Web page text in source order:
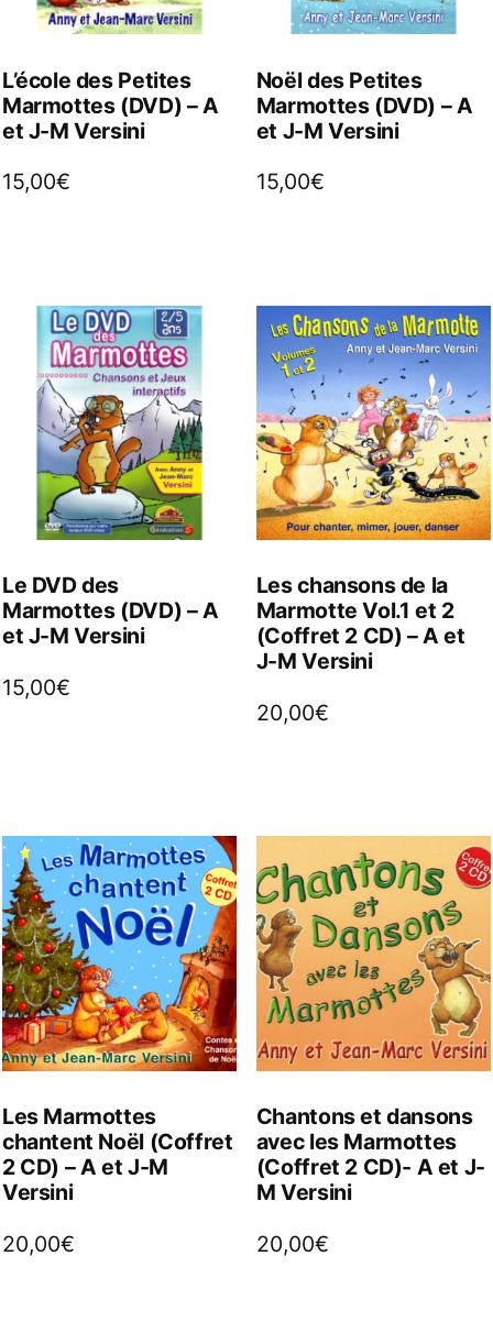
L’école des Petites
Marmottes (DVD) – A
et J-M Versini
15,00€
Noël des Petites
Marmottes (DVD) – A
et J-M Versini
15,00€
Le DVD des
Marmottes (DVD) – A
et J-M Versini
15,00€
Les chansons de la
Marmotte Vol.1 et 2
(Coffret 2 CD) – A et
J-M Versini
20,00€
Les Marmottes
chantent Noël (Coffret
2 CD) – A et J-M
Versini
20,00€
Chantons et dansons
avec les Marmottes
(Coffret 2 CD)- A et J-
M Versini
20,00€